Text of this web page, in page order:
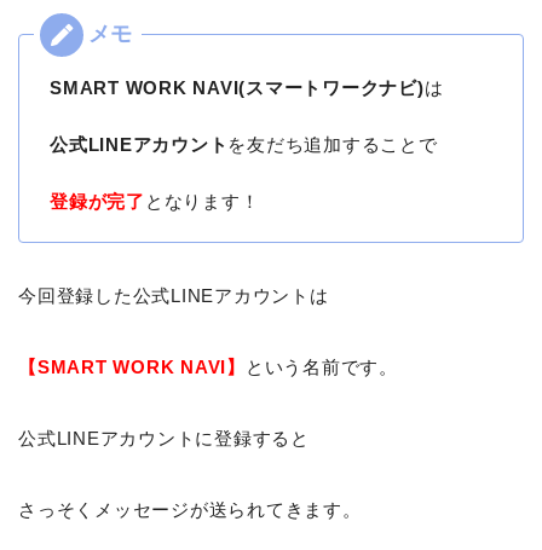
SMART WORK NAVI(スマートワークナビ)は
公式LINEアカウント を友だち追加することで
登録が完了 となります！
今回登録した公式LINEアカウントは
【SMART WORK NAVI】 という名前です。
公式LINEアカウントに登録すると
さっそくメッセージが送られてきます。